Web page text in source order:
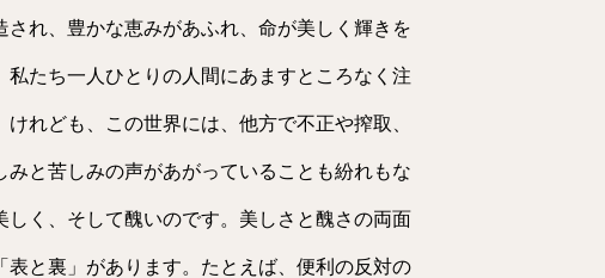
れ、豊かな恵みがあふれ、命が美しく輝きを
たち一人ひとりの人間にあますところなく注
れども、この世界には、他方で不正や搾取、
と苦しみの声があがっていることも紛れもな
く、そして醜いのです。美しさと醜さの両面
と裏」があります。たとえば、便利の反対の